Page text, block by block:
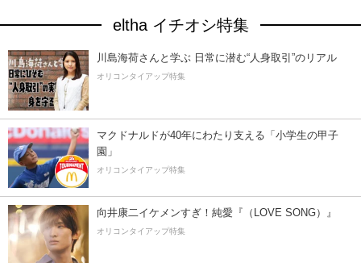
eltha イチオシ特集
川島海荷さんと学ぶ 日常に潜む“人身取引”のリアル
オリコンタイアップ特集
マクドナルドが40年にわたり支える「小学生の甲子
園」
オリコンタイアップ特集
向井康二イケメンすぎ！純愛『（LOVE SONG）』
オリコンタイアップ特集